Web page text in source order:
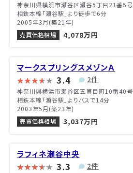
神奈川県横浜市瀬谷区瀬谷5丁目21番5号
相鉄本線「瀬谷駅」より徒歩で6分
2005年3月(築21年)
売買価格相場
4,078万円
マークスプリングスメゾンＡ
3.4 2件
神奈川県横浜市瀬谷区五貫目町10番40号
相鉄本線「瀬谷駅」よりバスで14分
2003年5月(築23年)
売買価格相場
3,037万円
ラフィネ瀬谷中央
3.3 2件